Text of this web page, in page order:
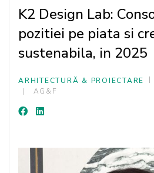
K2 Design Lab:
pozitiei pe piata si
sustenabila, in 2025
ARHITECTURĂ & PROIECTARE
AG&F